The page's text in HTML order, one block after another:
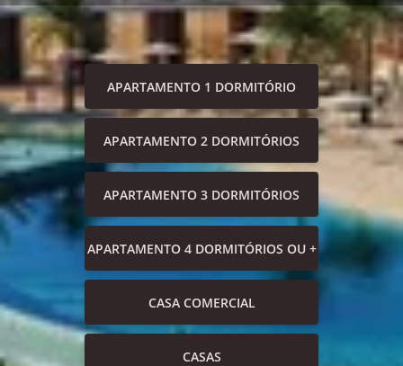
APARTAMENTO 1 DORMITÓRIO
APARTAMENTO 2 DORMITÓRIOS
APARTAMENTO 3 DORMITÓRIOS
APARTAMENTO 4 DORMITÓRIOS OU +
CASA COMERCIAL
CASAS